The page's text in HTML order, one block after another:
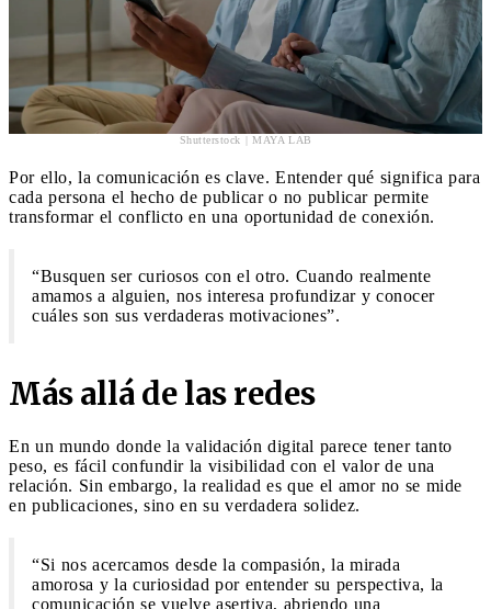
Shutterstock | MAYA LAB
Por ello, la comunicación es clave. Entender qué significa para
cada persona el hecho de publicar o no publicar permite
transformar el conflicto en una oportunidad de conexión.
“Busquen ser curiosos con el otro. Cuando realmente
amamos a alguien, nos interesa profundizar y conocer
cuáles son sus verdaderas motivaciones”.
Más allá de las redes
En un mundo donde la validación digital parece tener tanto
peso, es fácil confundir la visibilidad con el valor de una
relación. Sin embargo, la realidad es que el amor no se mide
en publicaciones, sino en su verdadera solidez.
“Si nos acercamos desde la compasión, la mirada
amorosa y la curiosidad por entender su perspectiva, la
comunicación se vuelve asertiva, abriendo una